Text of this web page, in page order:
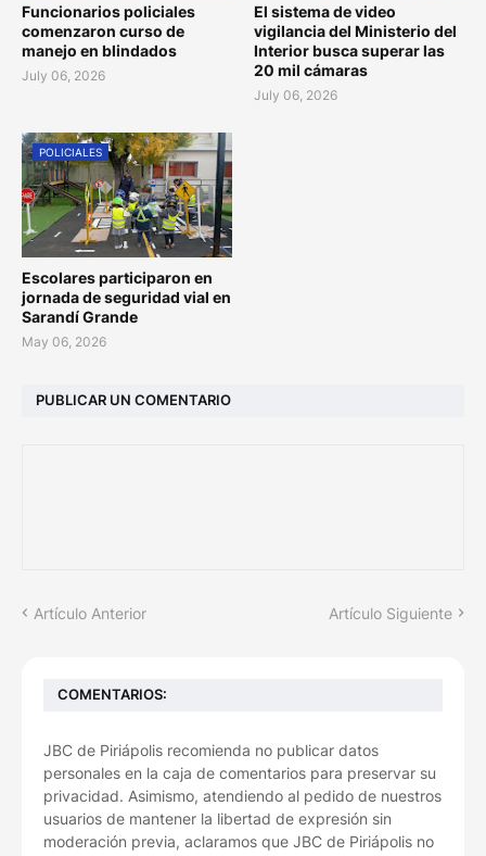
Funcionarios policiales
comenzaron curso de
manejo en blindados
July 06, 2026
El sistema de video
vigilancia del Ministerio del
Interior busca superar las
20 mil cámaras
July 06, 2026
POLICIALES
Escolares participaron en
jornada de seguridad vial en
Sarandí Grande
May 06, 2026
PUBLICAR UN COMENTARIO
Artículo Anterior Artículo Siguiente
COMENTARIOS:
JBC de Piriápolis recomienda no publicar datos
personales en la caja de comentarios para preservar su
privacidad. Asimismo, atendiendo al pedido de nuestros
usuarios de mantener la libertad de expresión sin
moderación previa, aclaramos que JBC de Piriápolis no